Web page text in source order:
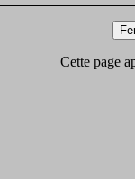
Cette page